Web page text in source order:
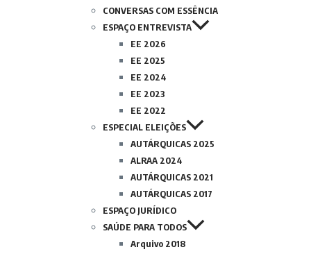
CONVERSAS COM ESSÊNCIA
ESPAÇO ENTREVISTA
EE 2026
EE 2025
EE 2024
EE 2023
EE 2022
ESPECIAL ELEIÇÕES
AUTÁRQUICAS 2025
ALRAA 2024
AUTÁRQUICAS 2021
AUTÁRQUICAS 2017
ESPAÇO JURÍDICO
SAÚDE PARA TODOS
Arquivo 2018